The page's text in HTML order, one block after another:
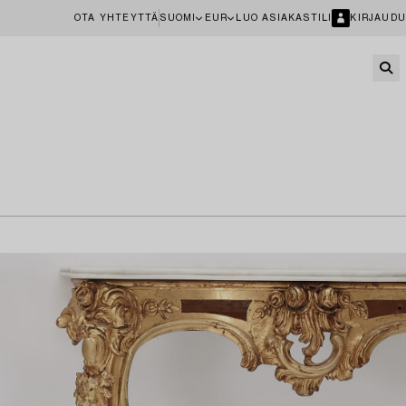
OTA YHTEYTTÄ SUOMI EUR LUO ASIAKASTILI KIRJAUDU